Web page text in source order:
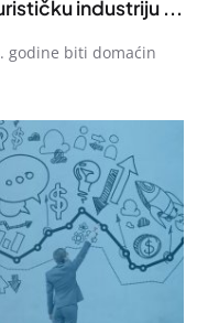
industriju ...
godine biti domaćin